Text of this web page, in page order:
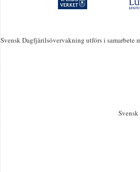
Svensk Dagfjärilsövervakning utförs i samarbete